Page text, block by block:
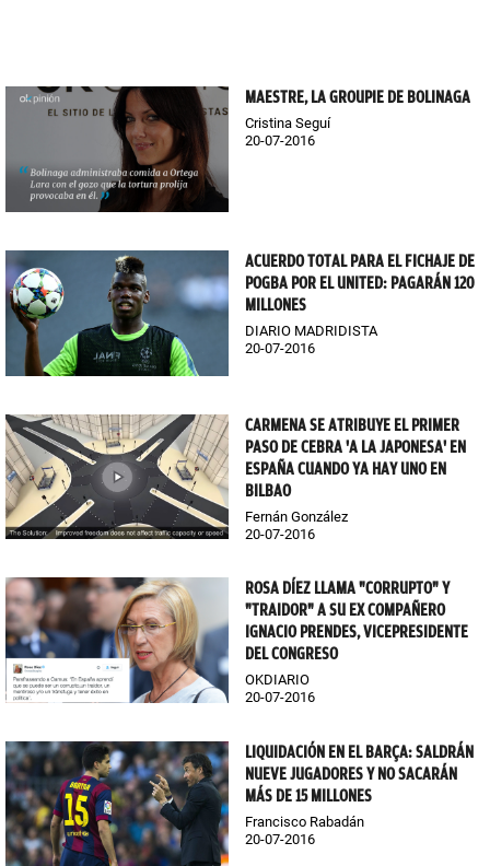
MAESTRE, LA GROUPIE DE BOLINAGA
Cristina Seguí
20-07-2016
ACUERDO TOTAL PARA EL FICHAJE DE
POGBA POR EL UNITED: PAGARÁN 120
MILLONES
DIARIO MADRIDISTA
20-07-2016
CARMENA SE ATRIBUYE EL PRIMER
PASO DE CEBRA 'A LA JAPONESA' EN
ESPAÑA CUANDO YA HAY UNO EN
BILBAO
Fernán González
20-07-2016
ROSA DÍEZ LLAMA "CORRUPTO" Y
"TRAIDOR" A SU EX COMPAÑERO
IGNACIO PRENDES, VICEPRESIDENTE
DEL CONGRESO
OKDIARIO
20-07-2016
LIQUIDACIÓN EN EL BARÇA: SALDRÁN
NUEVE JUGADORES Y NO SACARÁN
MÁS DE 15 MILLONES
Francisco Rabadán
20-07-2016